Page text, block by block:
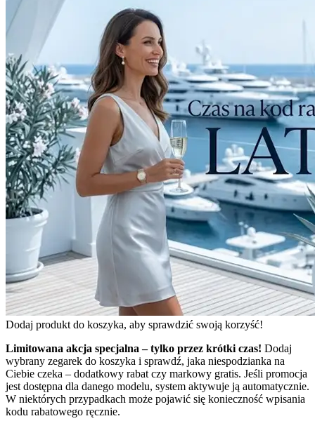
Dodaj produkt do koszyka, aby sprawdzić swoją korzyść!
Limitowana akcja specjalna – tylko przez krótki czas! Dodaj
wybrany zegarek do koszyka i sprawdź, jaka niespodzianka na
Ciebie czeka – dodatkowy rabat czy markowy gratis. Jeśli promocja
jest dostępna dla danego modelu, system aktywuje ją automatycznie.
W niektórych przypadkach może pojawić się konieczność wpisania
kodu rabatowego ręcznie.